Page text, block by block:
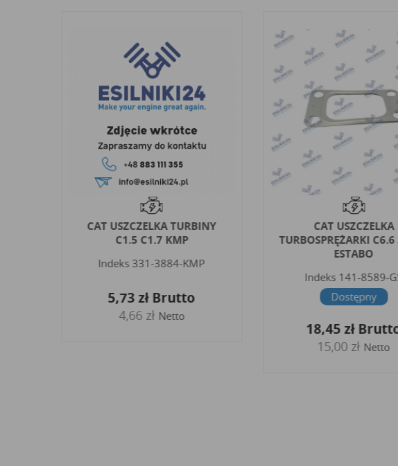
CAT USZCZELKA TURBINY
C1.5 C1.7 KMP
Indeks 331-3884-KMP
5,73 złBrutto
4,66 zł Netto
CAT USZCZELKA
TURBOSPRĘŻARKI
ESTABO
Indeks 141-8589-
Dostępny
18,45 zł
15,00 zł Netto